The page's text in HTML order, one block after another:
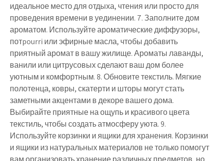
идеальное место для отдыха, чтения или просто для
проведения времени в уединении. 7. Заполните дом
ароматом. Используйте ароматические диффузоры,
потpourri или эфирные масла, чтобы добавить
приятный аромат в вашу жилище. Ароматы лаванды,
ванили или цитрусовых сделают ваш дом более
уютным и комфортным. 8. Обновите текстиль. Мягкие
полотенца, ковры, скатерти и шторы могут стать
заметными акцентами в декоре вашего дома.
Выбирайте приятные на ощупь и красивого цвета
текстиль, чтобы создать атмосферу уюта. 9.
Используйте корзинки и ящики для хранения. Корзинки
и ящики из натуральных материалов не только помогут